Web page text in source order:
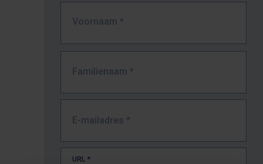
Voornaam *
Familienaam *
E-mailadres *
URL *